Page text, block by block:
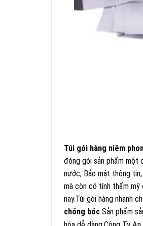
Túi gói hàng niêm
đóng gói sản phẩm một
nước, Bảo mật thông
mà còn có tính thẩm
nay.Túi gói hàng nhanh
chống bóc Sản phẩm